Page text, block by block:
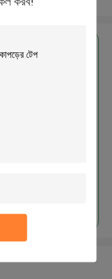
কাপড়ের টেপ
মিমি বেধ